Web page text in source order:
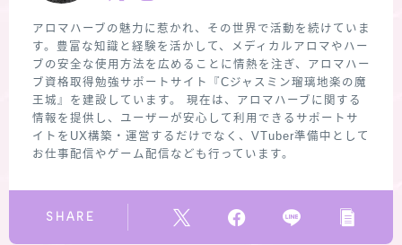
アロマハーブの魅力に惹かれ、その世界で活動を続けていま
す。豊富な知識と経験を活かして、メディカルアロマやハー
ブの安全な使用方法を広めることに情熱を注ぎ、アロマハー
ブ資格取得勉強サポートサイト『Cジャスミン瑠璃地楽の魔
王城』を建設しています。 現在は、アロマハーブに関する
情報を提供し、ユーザーが安心して利用できるサポートサ
イトをUX構築・運営するだけでなく、VTuber準備中として
お仕事配信やゲーム配信なども行っています。
SHARE